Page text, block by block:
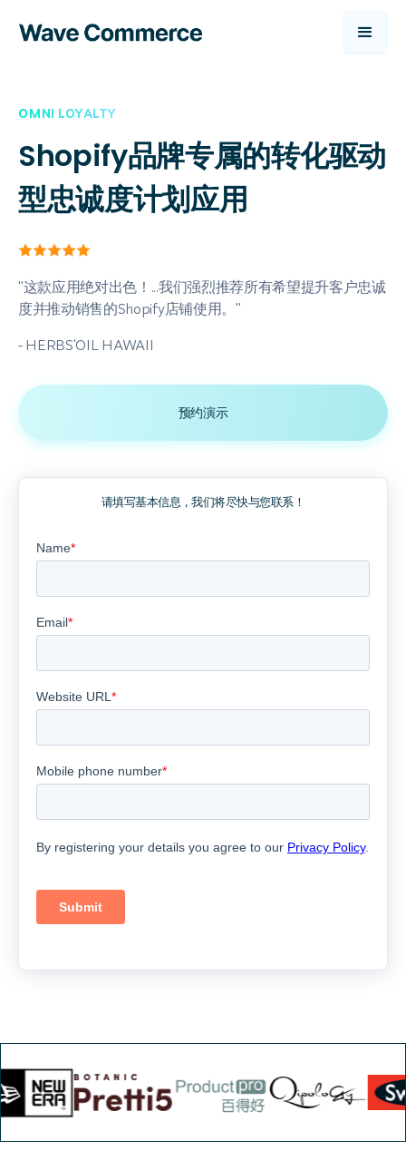
OMNI LOYALTY
Shopify品牌专属的转化驱动
型忠诚度计划应用

"这款应用绝对出色！...我们强烈推荐所有希望提升客户忠诚
度并推动销售的Shopify店铺使用。"
- HERBS'OIL HAWAII
预约演示
请填写基本信息，我们将尽快与您联系！